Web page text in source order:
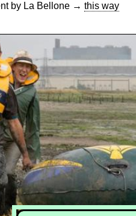
by La Bellone → this way